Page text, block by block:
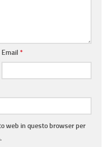
Email *
web in questo browser per